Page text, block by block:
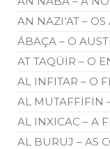
AN NAZI’AT –
ÁBAÇA – O
AT TAQÜIR – O
AL INFITAR – O
AL MUTAFFIFIN
AL INXICAC – A
AL BURUJ – AS